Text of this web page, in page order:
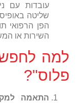
עובדות עם
שליטה
הפן הרפואי
השירות או
למה
פלוס"?
התאמה